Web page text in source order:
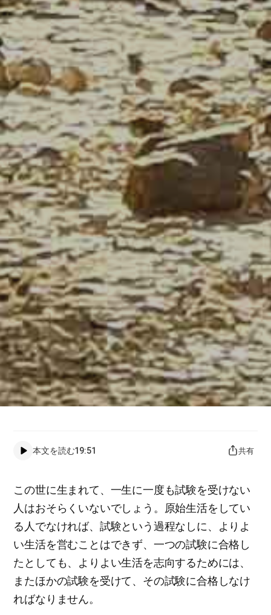
本文を読む19:51 共有
この世に生まれて、一生に一度も試験を受けない
人はおそらくいないでしょう。原始生活をしてい
る人でなければ、試験という過程なしに、よりよ
い生活を営むことはできず、一つの試験に合格し
たとしても、よりよい生活を志向するためには、
またほかの試験を受けて、その試験に合格しなけ
ればなりません。